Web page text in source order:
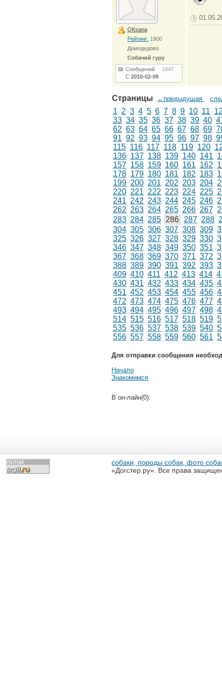
OKsana
Рейтинг: 1900
Домодедово
Собачий гуру
Сообщений 1647
С 2010-02-09
Страницы ←предыдущая
1 2 3 4 5 6 7 8 9 10 11
33 34 35 36 37 38 39 40
62 63 64 65 66 67 68 69
91 92 93 94 95 96 97 98
115 116 117 118 119 120
136 137 138 139 140 141
157 158 159 160 161 162
178 179 180 181 182 183
199 200 201 202 203 204
220 221 222 223 224 225
241 242 243 244 245 246
262 263 264 265 266 267
283 284 285 286 287 288
304 305 306 307 308 309
325 326 327 328 329 330
346 347 348 349 350 351
367 368 369 370 371 372
388 389 390 391 392 393
409 410 411 412 413 414
430 431 432 433 434 435
451 452 453 454 455 456
472 473 474 475 476 477
493 494 495 496 497 498
514 515 516 517 518 519
535 536 537 538 539 540
556 557 558 559 560 561
Для отправки сообщения
Начало
Знакомимся
В он-лайн(0):
собаки, породы собак, фото
«Догстер.ру». Все права